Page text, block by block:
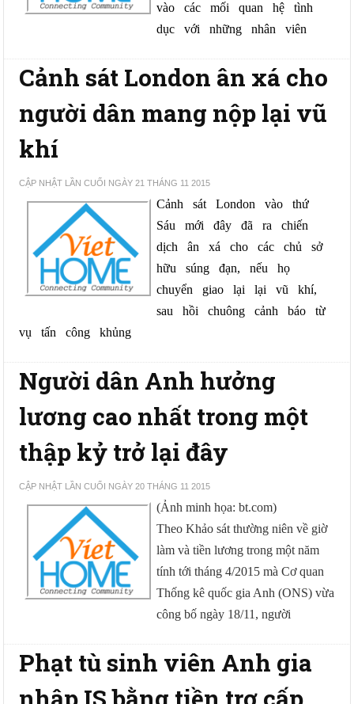
vào   các   mối   quan   hệ   tình
dục   với   những   nhân   viên
Cảnh sát London ân xá cho
người dân mang nộp lại vũ
khí
CẬP NHẬT LẦN CUỐI NGÀY 21 THÁNG 11 2015
Cảnh   sát   London   vào   thứ
Sáu   mới   đây   đã   ra   chiến
dịch   ân   xá   cho   các   chủ   sở
hữu   súng   đạn,   nếu   họ
chuyển   giao   lại   lại   vũ   khí,
sau   hồi   chuông   cảnh   báo   từ
vụ   tấn   công   khủng
Người dân Anh hưởng
lương cao nhất trong một
thập kỷ trở lại đây
CẬP NHẬT LẦN CUỐI NGÀY 20 THÁNG 11 2015
(Ảnh minh họa: bt.com)
Theo Khảo sát thường niên về giờ
làm và tiền lương trong một năm
tính tới tháng 4/2015 mà Cơ quan
Thống kê quốc gia Anh (ONS) vừa
công bố ngày 18/11, người
Phạt tù sinh viên Anh gia